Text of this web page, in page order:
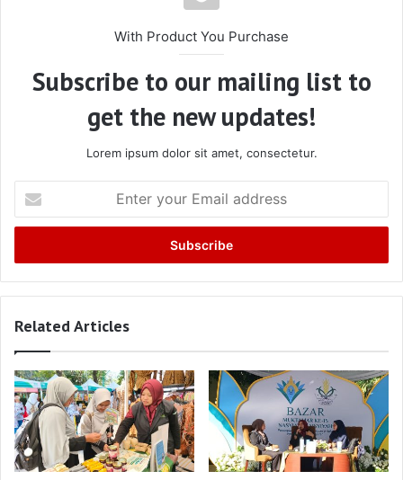
With Product You Purchase
Subscribe to our mailing list to
get the new updates!
Lorem ipsum dolor sit amet, consectetur.
your
Email
Related Articles